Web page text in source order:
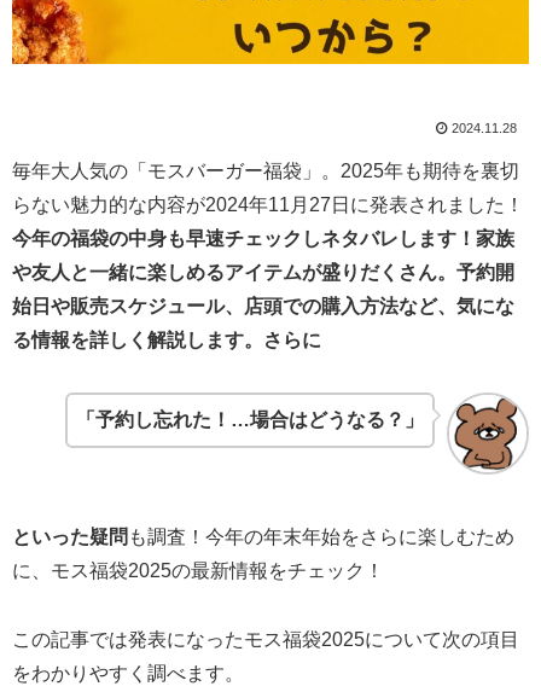
2024.11.28
毎年大人気の「モスバーガー福袋」。2025年も期待を裏切
らない魅力的な内容が2024年11月27日に発表されました！
今年の福袋の中身も早速チェックしネタバレします！家族
や友人と一緒に楽しめるアイテムが盛りだくさん。予約開
始日や販売スケジュール、店頭での購入方法など、気にな
る情報を詳しく解説します。さらに
「予約し忘れた！…場合はどうなる？」
といった疑問 も調査！今年の年末年始をさらに楽しむため
に、モス福袋2025の最新情報をチェック！
この記事では発表になったモス福袋2025について次の項目
をわかりやすく調べます。